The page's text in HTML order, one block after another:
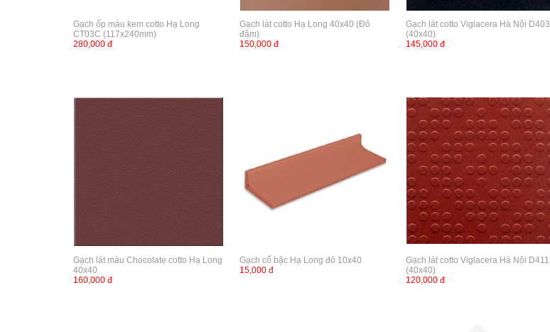
Gạch ốp màu kem cotto Hạ Long
CT03C (117x240mm)
280,000 đ
Gạch lát cotto Hạ Long 40x40 (Đỏ
đậm)
150,000 đ
Gạch lát cotto Viglacera Hà Nội D403
(40x40)
145,000 đ
Gạch lát màu Chocolate cotto Hạ Long
40x40
160,000 đ
Gạch cổ bậc Hạ Long đỏ 10x40
15,000 đ
Gạch lát cotto Viglacera Hà Nội D411
(40x40)
120,000 đ